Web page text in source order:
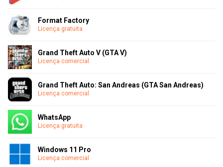
Format Factory
Licença gratuita
Grand Theft Auto V (GTA V)
Licença comercial
Grand Theft Auto: San Andreas (GTA San Andreas)
Licença comercial
WhatsApp
Licença gratuita
Windows 11 Pro
Licença comercial